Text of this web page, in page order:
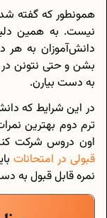
همونطور که گفته
نیست. به همین
دانش‌آموزان به هر
بشن و حتی نتونن در
به دست بیارن.
در این شرایط که
ترم دوم بهترین
اون دروس شرکت
قبولی در امتحانات
نمره قابل قبول به